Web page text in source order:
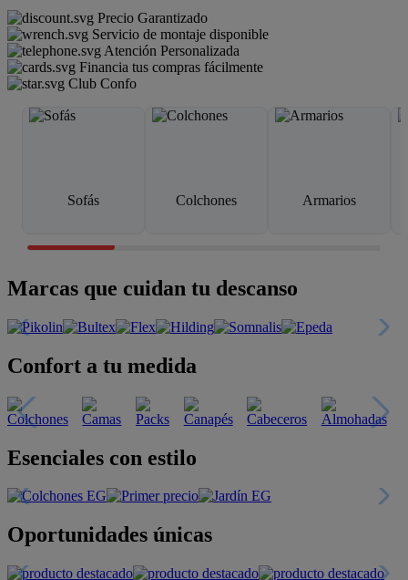
Precio Garantizado
Servicio de montaje disponible
Atención Personalizada
Financia tus compras fácilmente
Club Confo
Sofás Colchones Armarios
Marcas que cuidan tu descanso
Confort a tu medida
Esenciales con estilo
Oportunidades únicas